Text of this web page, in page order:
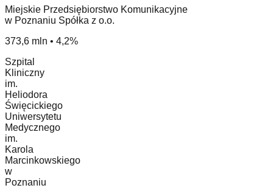
Miejskie Przedsiębiorstwo Komunikacyjne
w Poznaniu Spółka z o.o.
373,6 mln • 4,2%
Szpital
Kliniczny
im.
Heliodora
Święcickiego
Uniwersytetu
Medycznego
im.
Karola
Marcinkowskiego
w
Poznaniu